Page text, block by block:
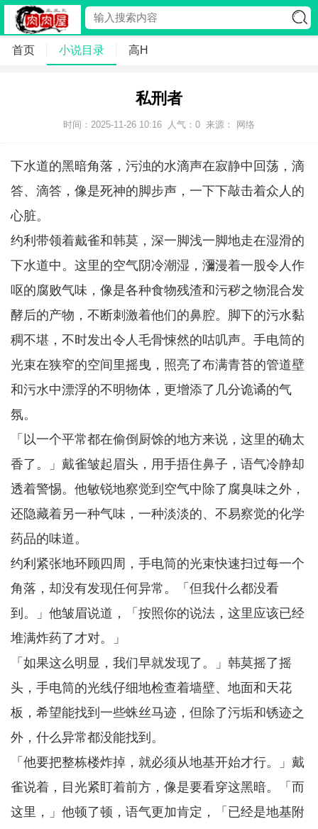
首页 小说目录 高H
私刑者
时间：2025-11-26 10:16 人气： 0 来源： 网络
下水道的黑暗角落，污浊的水滴声在寂静中回荡，滴
答、滴答，像是死神的脚步声，一下下敲击着众人的
心脏。
约利带领着戴雀和韩莫，深一脚浅一脚地走在湿滑的
下水道中。这里的空气阴冷潮湿，瀰漫着一股令人作
呕的腐败气味，像是各种食物残渣和污秽之物混合发
酵后的产物，不断刺激着他们的鼻腔。脚下的污水黏
稠不堪，不时发出令人毛骨悚然的咕叽声。手电筒的
光束在狭窄的空间里摇曳，照亮了布满青苔的管道壁
和污水中漂浮的不明物体，更增添了几分诡谲的气
氛。
「以一个平常都在偷倒厨馀的地方来说，这里的确太
香了。」戴雀皱起眉头，用手捂住鼻子，语气冷静却
透着警惕。他敏锐地察觉到空气中除了腐臭味之外，
还隐藏着另一种气味，一种淡淡的、不易察觉的化学
药品的味道。
约利紧张地环顾四周，手电筒的光束快速扫过每一个
角落，却没有发现任何异常。「但我什么都没看
到。」他皱眉说道，「按照你的说法，这里应该已经
堆满炸药了才对。」
「如果这么明显，我们早就发现了。」韩莫摇了摇
头，手电筒的光线仔细地检查着墙壁、地面和天花
板，希望能找到一些蛛丝马迹，但除了污垢和锈迹之
外，什么异常都没能找到。
「他要把整栋楼炸掉，就必须从地基开始才行。」戴
雀说着，目光紧盯着前方，像是要看穿这黑暗。「而
这里，」他顿了顿，语气更加肯定，「已经是地基附